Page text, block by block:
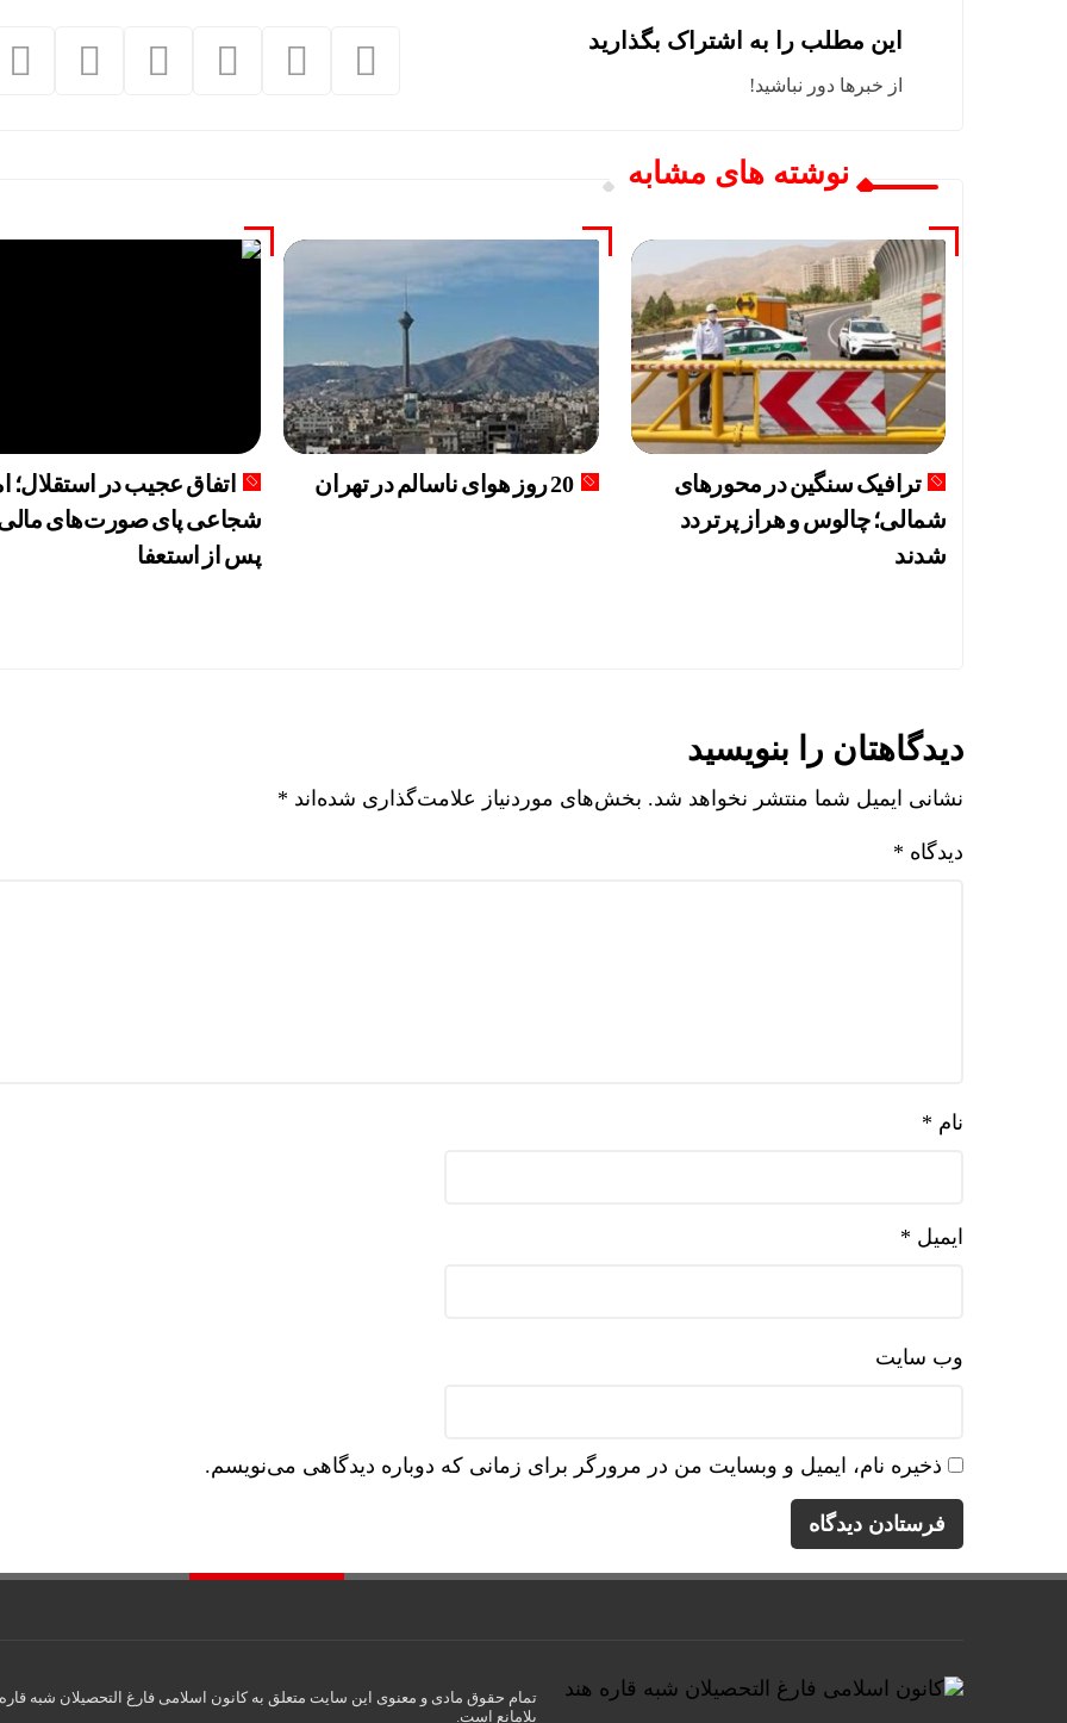
این مطلب را به اشتراک بگذارید
از خبرها دور نباشید!
نوشته های مشابه
ترافیک سنگین در محورهای
شمالی؛ چالوس و هراز پرتردد
شدند
20 روز هوای ناسالم در تهران
اتفاق عجیب در استقلال؛
پس از استعفا
دیدگاهتان را بنویسید
نشانی ایمیل شما منتشر نخواهد شد. بخش‌های موردنیاز علامت‌گذاری شده‌اند *
دیدگاه *
نام *
ایمیل *
وب‌ سایت
ذخیره نام، ایمیل و وبسایت من در مرورگر برای زمانی که دوباره دیدگاهی می‌نویسم.
تمام حقوق مادی و معنوی این سایت متعلق به کانون اسلامی فارغ التحصیلان شبه
بلامانع است.